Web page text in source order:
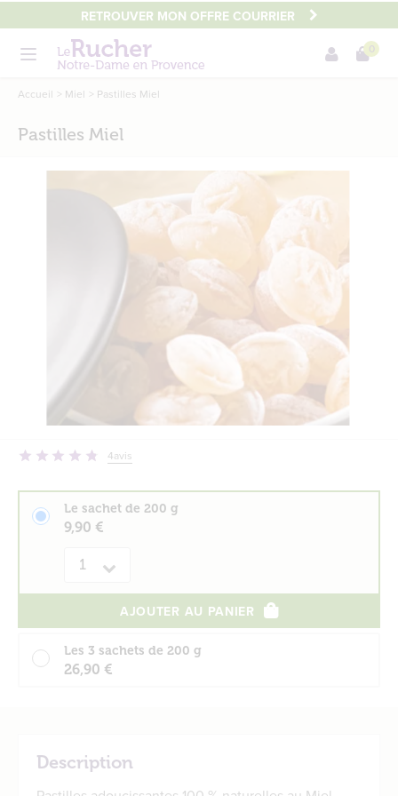
au
contenu
RETROUVER MON OFFRE COURRIER
Menu
0
MainAccueil Miel Pastilles Miel
Pastilles Miel
4avis
Le sachet de 200 g
9,90 €
AJOUTER AU PANIER
Les 3 sachets de 200 g
26,90 €
Description